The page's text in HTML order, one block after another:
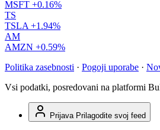
MSFT +0.16%
TS
TSLA +1.94%
AM
AMZN +0.59%
Politika zasebnosti · Pogoji uporabe ·
Vsi podatki, posredovani na platformi
Prijava Prilagodite svoj feed